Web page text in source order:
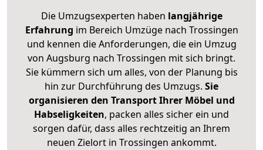
Die Umzugsexperten haben langjährige
Erfahrung im Bereich Umzüge nach Trossingen
und kennen die Anforderungen, die ein Umzug
von Augsburg nach Trossingen mit sich bringt.
Sie kümmern sich um alles, von der Planung bis
hin zur Durchführung des Umzugs. Sie
organisieren den Transport Ihrer Möbel und
Habseligkeiten, packen alles sicher ein und
sorgen dafür, dass alles rechtzeitig an Ihrem
neuen Zielort in Trossingen ankommt.